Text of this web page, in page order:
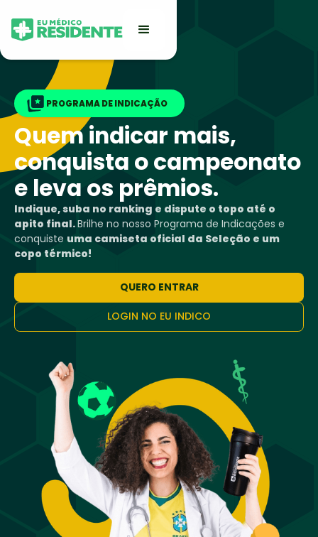
PROGRAMA DE INDICAÇÃO
Quem indicar mais,
conquista o campeonato
e leva os prêmios.
Indique, suba no ranking e dispute o topo até o
apito final.Brilhe no nosso Programa de Indicações e
conquiste uma camiseta oficial da Seleção e um
copo térmico!
QUERO ENTRAR
LOGIN NO EU INDICO